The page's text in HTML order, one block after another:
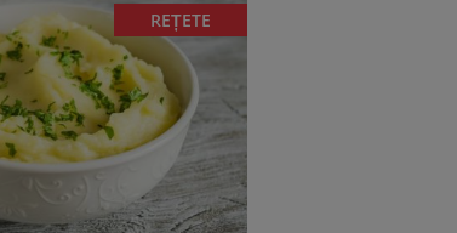
REȚETE